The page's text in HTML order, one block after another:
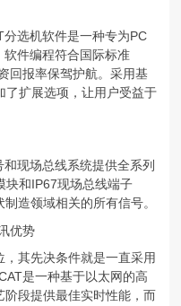
选机软件是一种专为PC
件编程符合国际标准
回报率保驾护航。采用基
了扩展选项，让用户受益于
现场总线系统提供全系列
块和IP67现场总线端子
造领域相关的所有信号。
优势
其先决条件就是一直采用
是一种基于以太网的高
段提供最佳实时性能，而